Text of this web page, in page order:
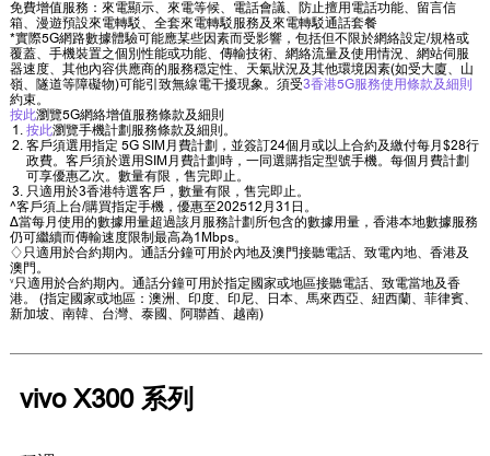
免費增值服務：來電顯示、來電等候、電話會議、防止擅用電話功能、留言信
箱、漫遊預設來電轉駁、全套來電轉駁服務及來電轉駁通話套餐
*實際5G網路數據體驗可能應某些因素而受影響，包括但不限於網絡設定/規格或
覆蓋、手機裝置之個別性能或功能、傳輸技術、網絡流量及使用情況、網站伺服
器速度、其他內容供應商的服務穏定性、天氣狀況及其他環境因素(如受大廈、山
嶺、隧道等障礙物)可能引致無線電干擾現象。須受3香港5G服務使用條款及細則
約束。
按此瀏覽5G網絡增值服務條款及細則
按此瀏覽手機計劃服務條款及細則。
客戶須選用指定 5G SIM月費計劃，並簽訂24個月或以上合約及繳付每月$28行
政費。客戶須於選用SIM月費計劃時，一同選購指定型號手機。每個月費計劃
可享優惠乙次。數量有限，售完即止。
只適用於3香港特選客戶，數量有限，售完即止。
^客戶須上台/購買指定手機，優惠至202512月31日。
∆當每月使用的數據用量超過該月服務計劃所包含的數據用量，香港本地數據服務
仍可繼續而傳輸速度限制最高為1Mbps。
♢只適用於合約期內。通話分鐘可用於內地及澳門接聽電話、致電內地、香港及
澳門。
˅只適用於合約期內。通話分鐘可用於指定國家或地區接聽電話、致電當地及香
港。 (指定國家或地區：澳洲、印度、印尼、日本、馬來西亞、紐西蘭、菲律賓、
新加坡、南韓、台灣、泰國、阿聯酋、越南)
vivo X300 系列